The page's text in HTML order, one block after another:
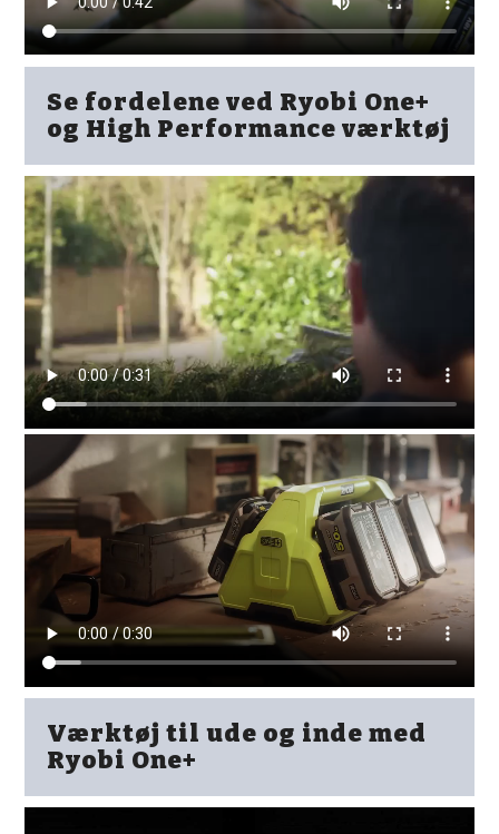
Se fordelene ved Ryobi One+
og High Performance værktøj
Værktøj til ude og inde med
Ryobi One+